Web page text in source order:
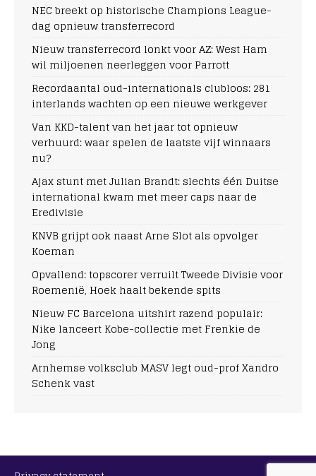
NEC breekt op historische Champions League-
dag opnieuw transferrecord
Nieuw transferrecord lonkt voor AZ: West Ham
wil miljoenen neerleggen voor Parrott
Recordaantal oud-internationals clubloos: 281
interlands wachten op een nieuwe werkgever
Van KKD-talent van het jaar tot opnieuw
verhuurd: waar spelen de laatste vijf winnaars
nu?
Ajax stunt met Julian Brandt: slechts één Duitse
international kwam met meer caps naar de
Eredivisie
KNVB grijpt ook naast Arne Slot als opvolger
Koeman
Opvallend: topscorer verruilt Tweede Divisie voor
Roemenië, Hoek haalt bekende spits
Nieuw FC Barcelona uitshirt razend populair:
Nike lanceert Kobe-collectie met Frenkie de
Jong
Arnhemse volksclub MASV legt oud-prof Xandro
Schenk vast